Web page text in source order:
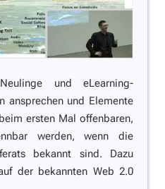
und eLearning-
ansprechen und Elemente
ersten Mal offenbaren,
werden, wenn die
bekannt sind. Dazu
der bekannten Web 2.0